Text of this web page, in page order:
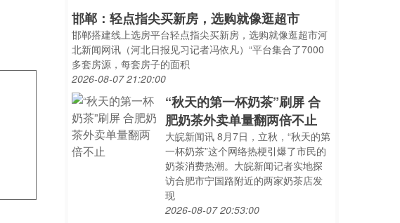
邯郸：轻点指尖买新房，选购就像逛超市
邯郸搭建线上选房平台轻点指尖买新房，选购就像逛超市河
北新闻网讯（河北日报见习记者冯依凡）“平台集合了7000
多套房源，每套房子的面积
2026-08-07 21:20:00
“秋天的第一杯奶茶”刷屏 合
肥奶茶外卖单量翻两倍不止
大皖新闻讯 8月7日，立秋，“秋天的第
一杯奶茶”这个网络热梗引爆了市民的
奶茶消费热潮。大皖新闻记者实地探
访合肥市宁国路附近的两家奶茶店发
现
2026-08-07 20:53:00